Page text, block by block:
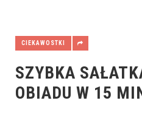
CIEKAWOSTKI
SZYBKA
OBIADU W 15